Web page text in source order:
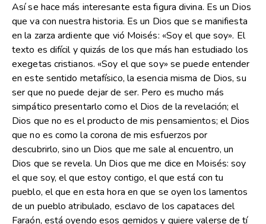
Así se hace más interesante esta figura divina. Es un Dios
que va con nuestra historia. Es un Dios que se manifiesta
en la zarza ardiente que vió Moisés: «Soy el que soy». El
texto es difícil y quizás de los que más han estudiado los
exegetas cristianos. «Soy el que soy» se puede entender
en este sentido metafísico, la esencia misma de Dios, su
ser que no puede dejar de ser. Pero es mucho más
simpático presentarlo como el Dios de la revelación; el
Dios que no es el producto de mis pensamientos; el Dios
que no es como la corona de mis esfuerzos por
descubrirlo, sino un Dios que me sale al encuentro, un
Dios que se revela. Un Dios que me dice en Moisés: soy
el que soy, el que estoy contigo, el que está con tu
pueblo, el que en esta hora en que se oyen los lamentos
de un pueblo atribulado, esclavo de los capataces del
Faraón, está oyendo esos gemidos y quiere valerse de tí